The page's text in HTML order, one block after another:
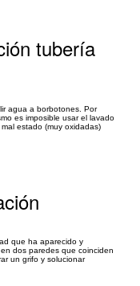
tubería
agua a borbotones. Por
es imposible usar el lavado
estado (muy oxidadas)
que ha aparecido y
dos paredes que coinciden
un grifo y solucionar